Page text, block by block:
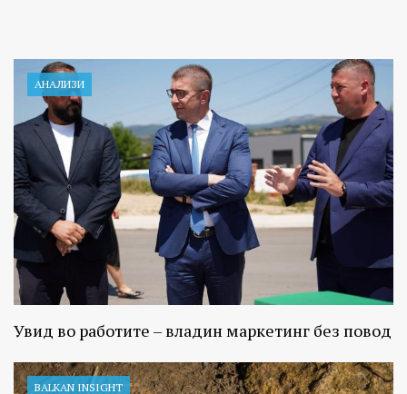
АНАЛИЗИ
Увид во работите – владин маркетинг без повод
BALKAN INSIGHT